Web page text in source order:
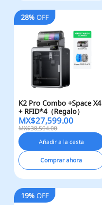
28% OFF
K2 Pro Combo +Space X4
+ RFID*4（Regalo）
MX$27,599.00
MX$38,504.00
Añadir a la cesta
Comprar ahora
19% OFF